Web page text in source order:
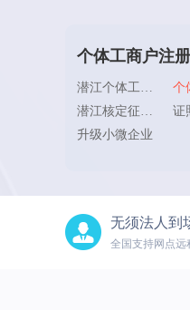
个体工商户注册
潜江个体工商户注册
潜江核定征收办理
证
升级小微企业
无须法人到
全国支持网点远